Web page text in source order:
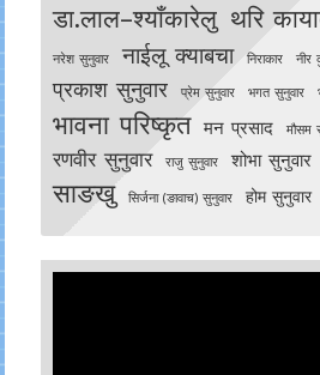
डा.लाल–श्याँकारेलु थरि
नरेश सुनुवार नाईलू क्याबचा निराकार नीर
प्रकाश सुनुवार प्रेम सुनुवार भगत सुनुवार
भावना परिष्कृत मन प्रसाद मौसम
रणवीर सुनुवार राजु सुनुवार शोभा सुनुवार
साङखु सिर्जना (ङावाच) सुनुवार होम सुनुवार